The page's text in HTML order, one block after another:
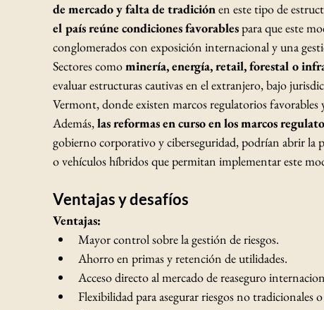
de mercado y falta de tradición en este tipo de
el país reúne condiciones favorables para que este
conglomerados con exposición internacional y una
Sectores como minería, energía, retail, forestal o
evaluar estructuras cautivas en el extranjero, bajo
Vermont, donde existen marcos regulatorios favorables
Además, las reformas en curso en los marcos
gobierno corporativo y ciberseguridad, podrían abrir la
o vehículos híbridos que permitan implementar este
Ventajas y desafíos
Ventajas:
Mayor control sobre la gestión de riesgos.
Ahorro en primas y retención de utilidades.
Acceso directo al mercado de reaseguro
Flexibilidad para asegurar riesgos no tradicionales